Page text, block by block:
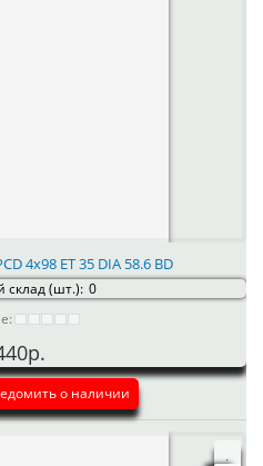
4x98 ET 35 DIA 58.6 BD
склад (шт.): 0
о наличии